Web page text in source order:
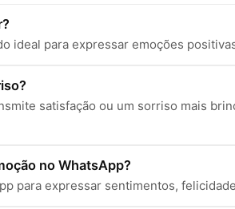
ideal para expressar emoções
satisfação ou um sorriso mais
no WhatsApp?
para expressar sentimentos,